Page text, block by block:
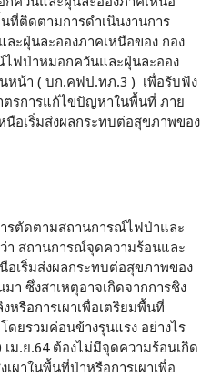
ที่ติดตามการดำเนินงานการ
ะฝุ่นละอองภาคเหนือของ กอง
ฟป่าหมอกควันและฝุ่นละออง
หน้า ( บก.คฟป.ทภ.3 ) เพื่อรับฟัง
ตรการแก้ไขปัญหาในพื้นที่ ภาย
อเริ่มส่งผลกระทบต่อสุขภาพของ
รตัดตามสถานการณ์ไฟป่าและ
า สถานการณ์จุดความร้อนและ
เริ่มส่งผลกระทบต่อสุขภาพของ
ซึ่งสาเหตุอาจเกิดจากการชิง
หรือการเผาเพื่อเตริยมพื้นที่
ดยรวมค่อนข้างรุนแรง อย่างไร
ม.ย.64 ต้องไม่มีจุดความร้อนเกิด
ผาในพื้นที่ป่าหรือการเผาเพื่อ